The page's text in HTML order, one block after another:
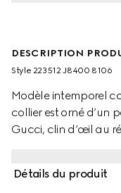
DESCRIPTION
Style ‎223512 J8400 8106
Modèle intemporel
collier est orné d’un
Gucci, clin d’œil au
Détails du produit